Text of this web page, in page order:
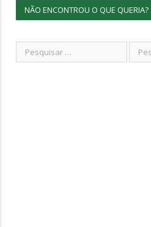
NÃO ENCONTROU O QUE QUERIA?